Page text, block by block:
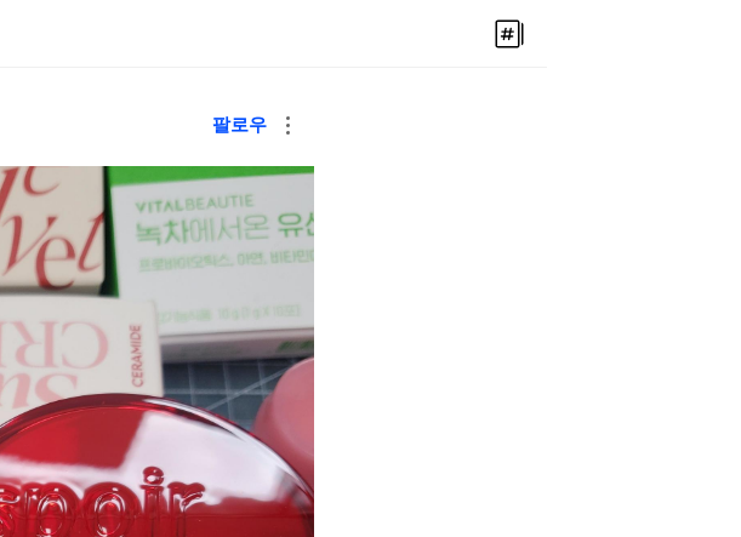
팔로우
추
가
능
보
기